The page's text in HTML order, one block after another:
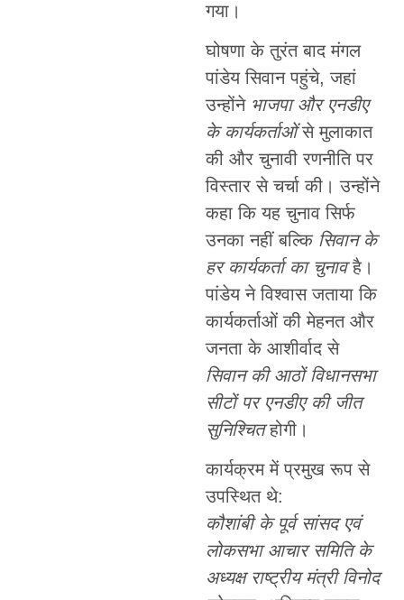
गया।
घोषणा के तुरंत बाद मंगल
पांडेय सिवान पहुंचे, जहां
उन्होंने भाजपा और एनडीए
के कार्यकर्ताओंसे मुलाकात
की और चुनावी रणनीति पर
विस्तार से चर्चा की। उन्होंने
कहा कि यह चुनाव सिर्फ
उनका नहीं बल्कि सिवान के
हर कार्यकर्ता का चुनावहै।
पांडेय ने विश्वास जताया कि
कार्यकर्ताओं की मेहनत और
जनता के आशीर्वाद से
सिवान की आठों विधानसभा
सीटों पर एनडीए की जीत
सुनिश्चितहोगी।
कार्यक्रम में प्रमुख रूप से
उपस्थित थे:
कौशांबी के पूर्व सांसद एवं
लोकसभा आचार समिति के
अध्यक्ष राष्ट्रीय मंत्री विनोद